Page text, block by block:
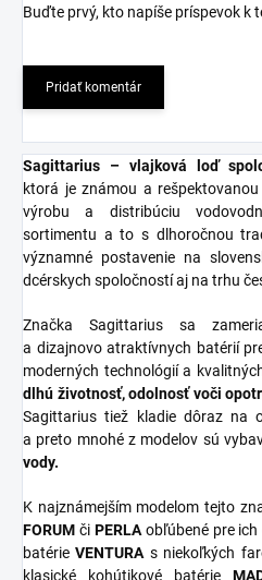
Buďte prvý, kto napíše príspevok k
Pridať komentár
Sagittarius – vlajková loď
ktorá je známou a
výrobu a distribúciu
sortimentu a to s dlhoročnou
významné postavenie na
dcérskych spoločností aj na trhu
Značka Sagittarius sa
a dizajnovo atraktívnych batérií
moderných technológií a
dlhú životnosť, odolnosť voči
Sagittarius tiež kladie dôraz na
a preto mnohé z modelov sú
vody.
K najznámejším modelom tejto
FORUM či PERLAobľúbené pre ich
batérieVENTURAs niekoľkých
klasické kohútikové batérie